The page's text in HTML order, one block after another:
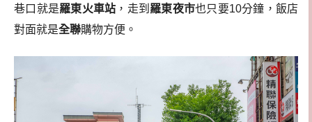
巷口就是羅東火車站 ，走到 羅東夜市也只要10分鐘，飯店
對面就是全聯購物方便。